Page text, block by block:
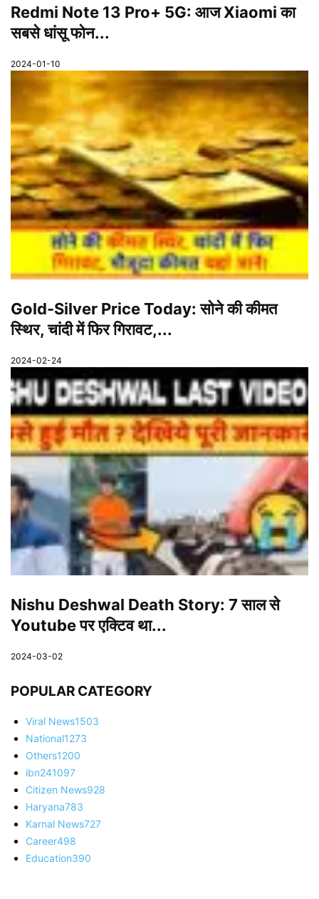
Redmi Note 13 Pro+ 5G: आज Xiaomi का
सबसे धांसू फोन...
2024-01-10
Gold-Silver Price Today: सोने की कीमत
स्थिर, चांदी में फिर गिरावट,...
2024-02-24
Nishu Deshwal Death Story: 7 साल से
Youtube पर एक्टिव था...
2024-03-02
POPULAR CATEGORY
Viral News1503
National1273
Others1200
ibn241097
Citizen News928
Haryana783
Karnal News727
Career498
Education390